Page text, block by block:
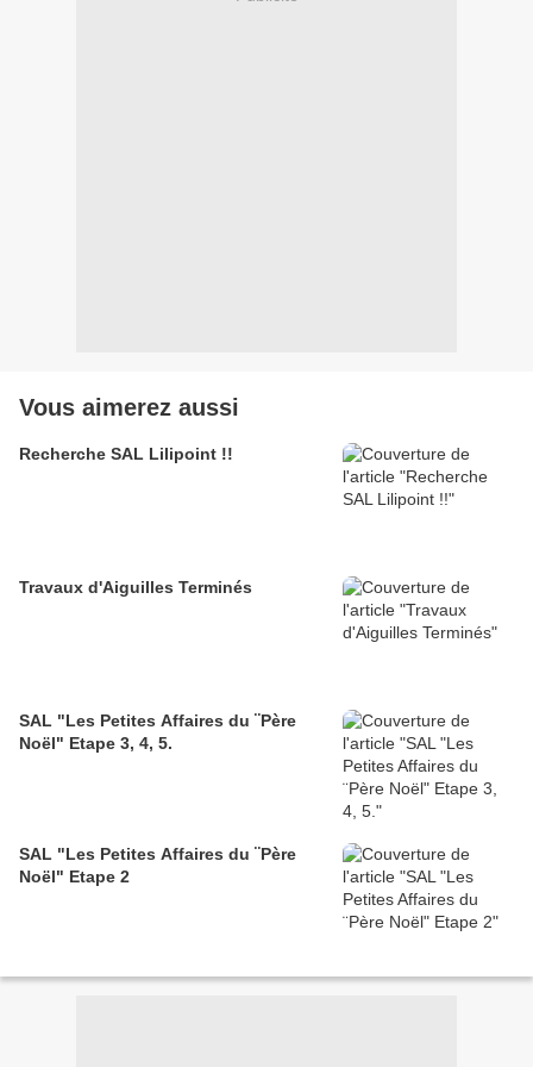
Vous aimerez aussi
Recherche SAL Lilipoint !!
Travaux d'Aiguilles Terminés
SAL "Les Petites Affaires du ¨Père
Noël" Etape 3, 4, 5.
SAL "Les Petites Affaires du ¨Père
Noël" Etape 2